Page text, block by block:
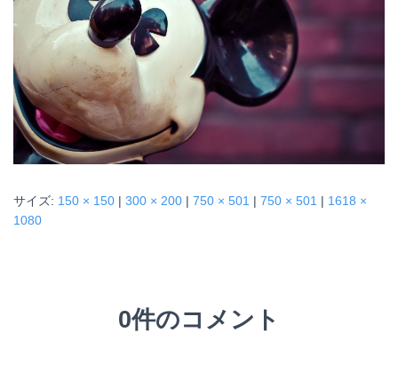
サイズ: 150 × 150 | 300 × 200 | 750 × 501 | 750 × 501 | 1618 ×
1080
0件のコメント